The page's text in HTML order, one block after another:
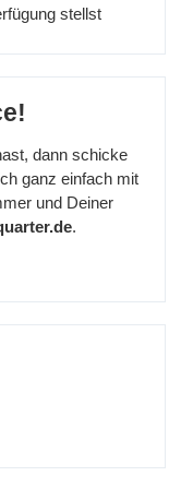
stellst
dann schicke
ganz einfach mit
und Deiner
.